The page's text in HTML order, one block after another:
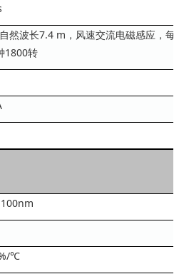
然波长7.4 m，风速交流电磁感应，每
1800转
℃